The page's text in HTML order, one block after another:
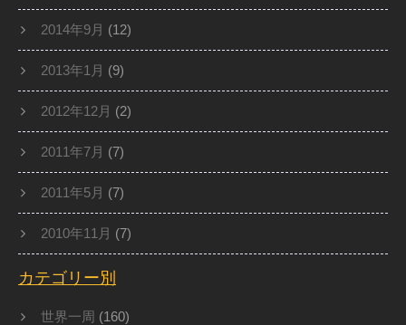
2014年9月 (12)
2013年1月 (9)
2012年12月 (2)
2011年7月 (7)
2011年5月 (7)
2010年11月 (7)
カテゴリー別
世界一周 (160)